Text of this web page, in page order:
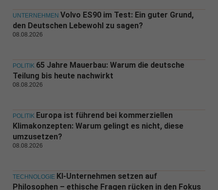
UNTERNEHMEN Volvo ES90 im Test: Ein guter Grund,
den Deutschen Lebewohl zu sagen?
08.08.2026
POLITIK 65 Jahre Mauerbau: Warum die deutsche
Teilung bis heute nachwirkt
08.08.2026
POLITIK Europa ist führend bei kommerziellen
Klimakonzepten: Warum gelingt es nicht, diese
umzusetzen?
08.08.2026
TECHNOLOGIE KI-Unternehmen setzen auf
Philosophen – ethische Fragen rücken in den Fokus